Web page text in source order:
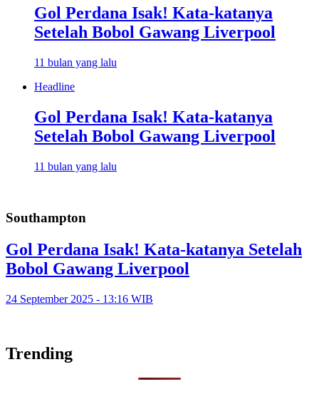
Gol Perdana Isak! Kata-katanya
Setelah Bobol Gawang Liverpool
11 bulan yang lalu
Headline
Gol Perdana Isak! Kata-katanya
Setelah Bobol Gawang Liverpool
11 bulan yang lalu
Southampton
Gol Perdana Isak! Kata-katanya Setelah
Bobol Gawang Liverpool
24 September 2025 - 13:16 WIB
Trending